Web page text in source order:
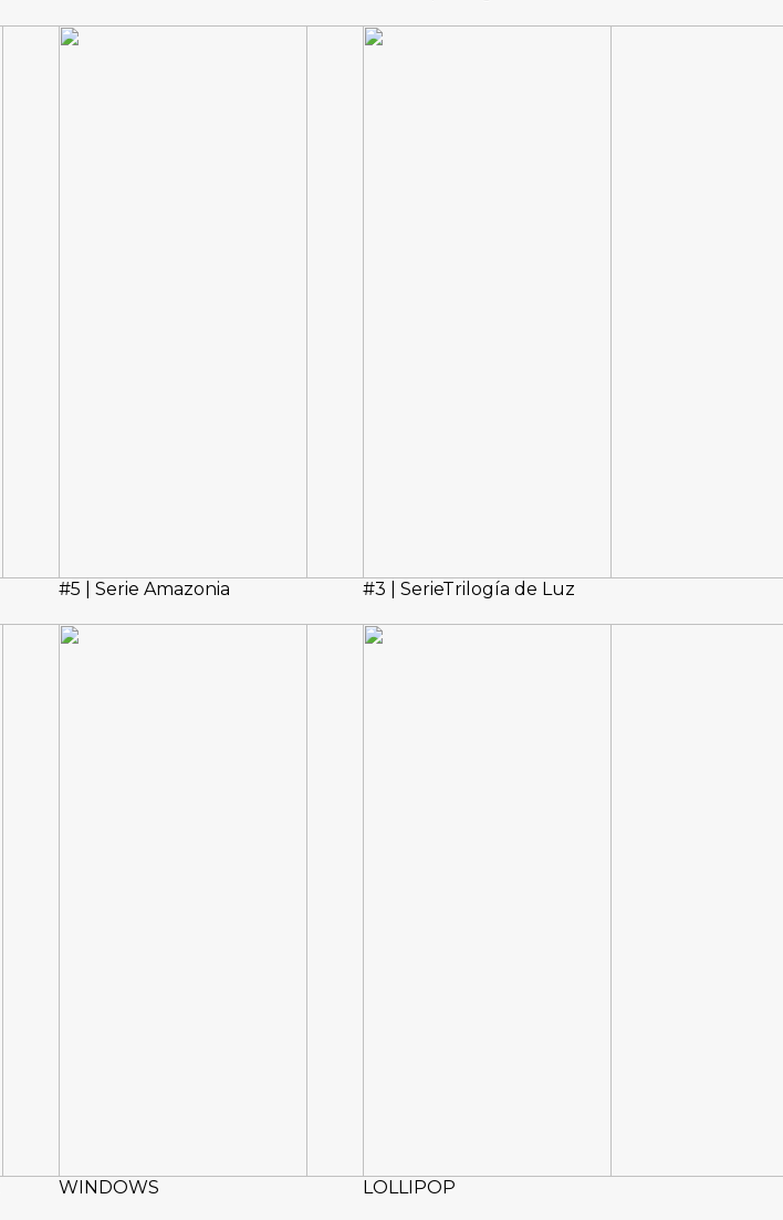
#5 | Serie Amazonia #3 | SerieTrilogía de Luz
WINDOWS LOLLIPOP